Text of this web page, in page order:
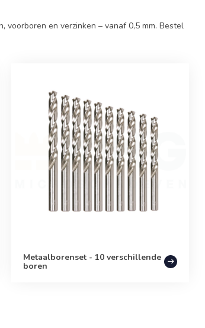
en verzinken – vanaf 0,5 mm. Bestel
Metaalborenset - 10 verschillende
boren